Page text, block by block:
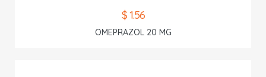
$ 1.56
OMEPRAZOL 20 MG